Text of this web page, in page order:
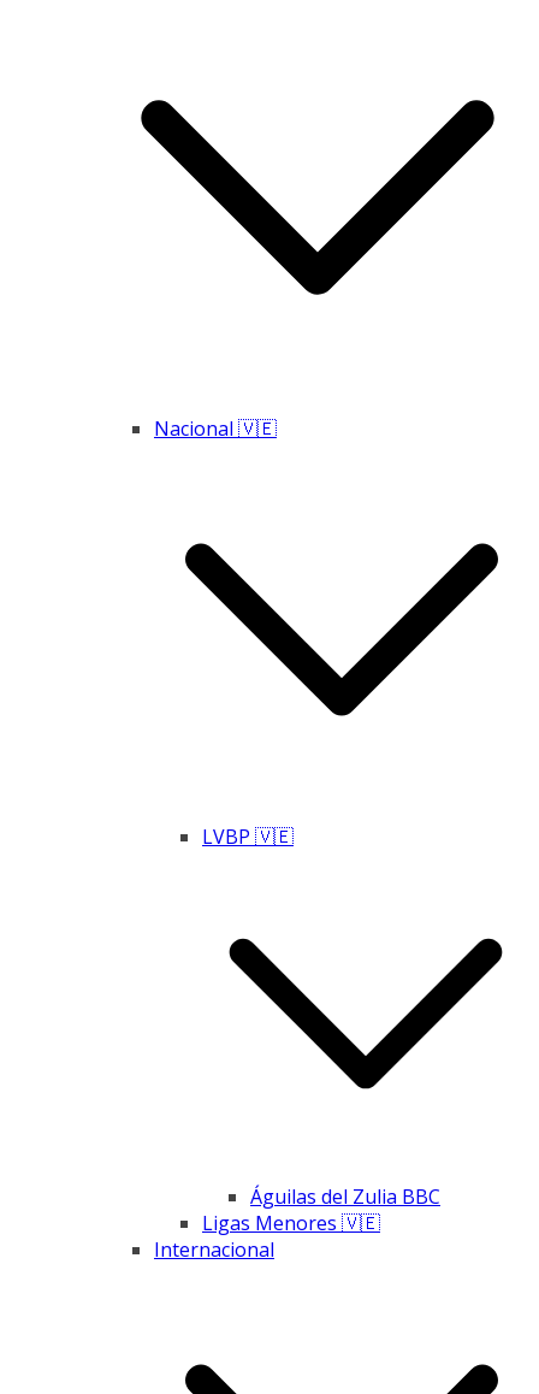
Nacional 🇻🇪
LVBP 🇻🇪
Águilas del Zulia BBC
Ligas Menores 🇻🇪
Internacional